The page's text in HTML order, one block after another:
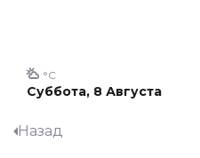
Суббота, 8 Августа
°C
Назад